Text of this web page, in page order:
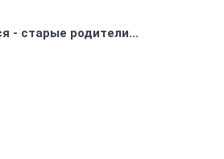
- старые родители...